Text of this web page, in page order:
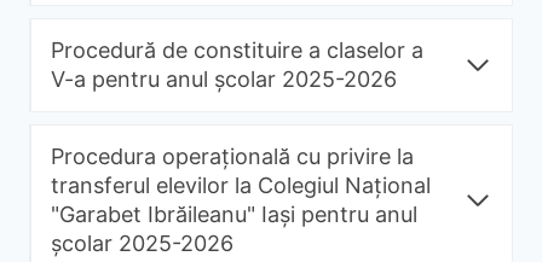
Procedură de constituire a claselor a
V-a pentru anul școlar 2025-2026
Procedura operațională cu privire la
transferul elevilor la Colegiul Național
"Garabet Ibrăileanu" Iași pentru anul
școlar 2025-2026